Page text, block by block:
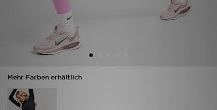
Mehr Farben erhältlich
Meine Nachrichten
Hilfe & Kontakt